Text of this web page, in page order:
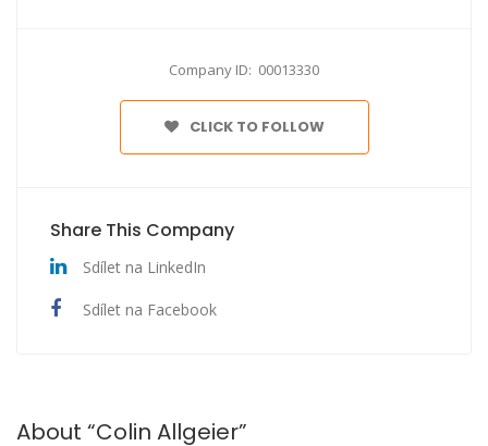
Company ID: 00013330
CLICK TO FOLLOW
Share This Company
Sdílet na LinkedIn
Sdílet na Facebook
About “Colin Allgeier”